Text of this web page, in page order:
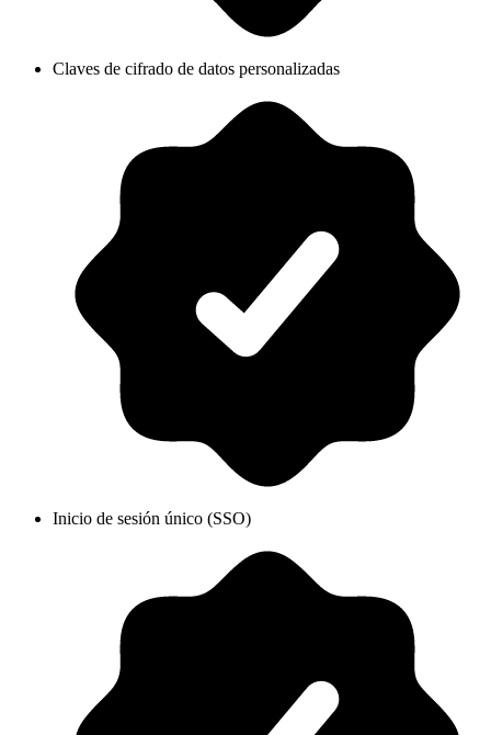
Claves de cifrado de datos personalizadas
Inicio de sesión único (SSO)